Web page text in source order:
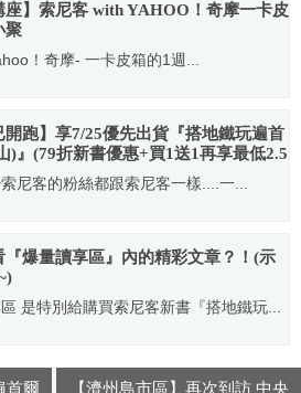
座】索尼客 with YAHOO！奇摩一卡皮
聚
！奇摩- 一卡皮箱的1週...
開跑】享7/25優先出貨『搭地鐵玩遍首
)』(79折新書優惠+買1送1再享最低2.5
子折價卷哪裡找？！)
尼客的粉絲都跟索尼客一樣....一...
『爆量讀享區』內的精彩文章？！(示
是特別給購買索尼客新書『搭地鐵玩...
首爾
【濟州島市區】再次到訪 中央